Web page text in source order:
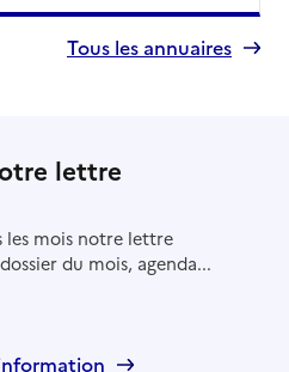
Tous les annuaires
lettre
les mois notre lettre
du mois, agenda...